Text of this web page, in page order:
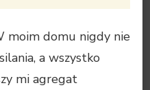
moim domu nigdy nie
a wszystko
mi agregat